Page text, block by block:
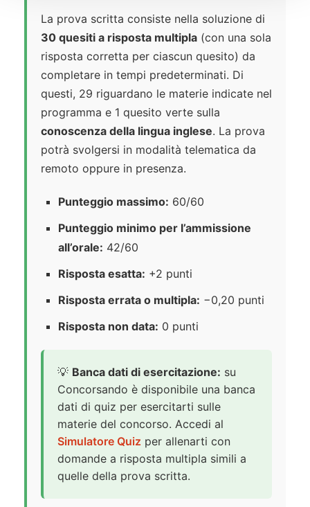
La prova scritta consiste nella soluzione di
30 quesiti a risposta multipla (con una sola
risposta corretta per ciascun quesito) da
completare in tempi predeterminati. Di
questi, 29 riguardano le materie indicate nel
programma e 1 quesito verte sulla
conoscenza della lingua inglese. La prova
potrà svolgersi in modalità telematica da
remoto oppure in presenza.
Punteggio massimo: 60/60
Punteggio minimo per l’ammissione
all’orale: 42/60
Risposta esatta: +2 punti
Risposta errata o multipla: −0,20 punti
Risposta non data: 0 punti
💡 Banca dati di esercitazione: su
Concorsando è disponibile una banca
dati di quiz per esercitarti sulle
materie del concorso. Accedi al
Simulatore Quiz per allenarti con
domande a risposta multipla simili a
quelle della prova scritta.